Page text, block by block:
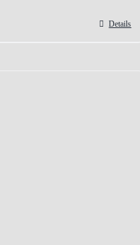
Details